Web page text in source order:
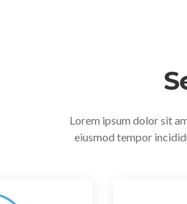
Lorem ipsum dolor sit
eiusmod tempor